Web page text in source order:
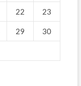
22 23
29 30